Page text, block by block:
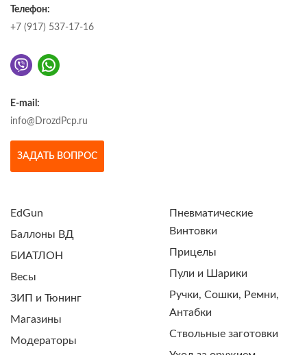
Телефон:
+7 (917) 537-17-16
E-mail:
info@DrozdPcp.ru
ЗАДАТЬ ВОПРОС
EdGun
Баллоны ВД
БИАТЛОН
Весы
ЗИП и Тюнинг
Магазины
Модераторы
Пневматические
Винтовки
Прицелы
Пули и Шарики
Ручки, Сошки, Ремни,
Антабки
Ствольные заготовки